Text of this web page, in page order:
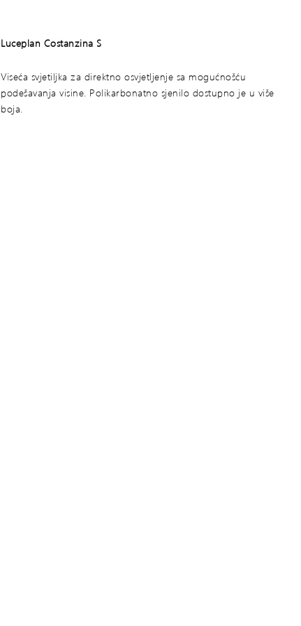
Luceplan Costanzina S
Viseća svjetiljka za direktno osvjetljenje sa mogućnošću
podešavanja visine. Polikarbonatno sjenilo dostupno je u više
boja.